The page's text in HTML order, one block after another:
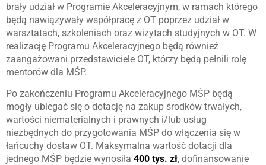
brały udział w Programie Akceleracyjnym, w ramach którego
będą nawiązywały współpracę z OT poprzez udział w
warsztatach, szkoleniach oraz wizytach studyjnych w OT. W
realizację Programu Akceleracyjnego będą również
zaangażowani przedstawiciele OT, którzy będą pełnili rolę
mentorów dla MŚP.
Po zakończeniu Programu Akceleracyjnego MŚP będą
mogły ubiegać się o dotację na zakup środków trwałych,
wartości niematerialnych i prawnych i/lub usług
niezbędnych do przygotowania MŚP do włączenia się w
łańcuchy dostaw OT. Maksymalna wartość dotacji dla
jednego MŚP będzie wynosiła 400 tys. zł, dofinansowanie